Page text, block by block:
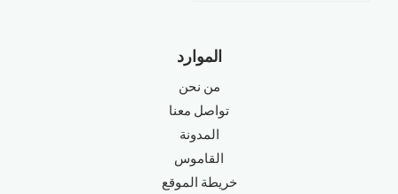
الموارد
من نحن
تواصل معنا
المدونة
القاموس
خريطة الموقع